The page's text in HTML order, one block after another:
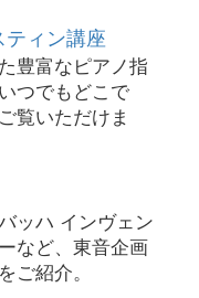
ィン講座
豊富なピアノ指
つでもどこで
覧いただけま
ッハ インヴェン
など、東音企画
ご紹介。